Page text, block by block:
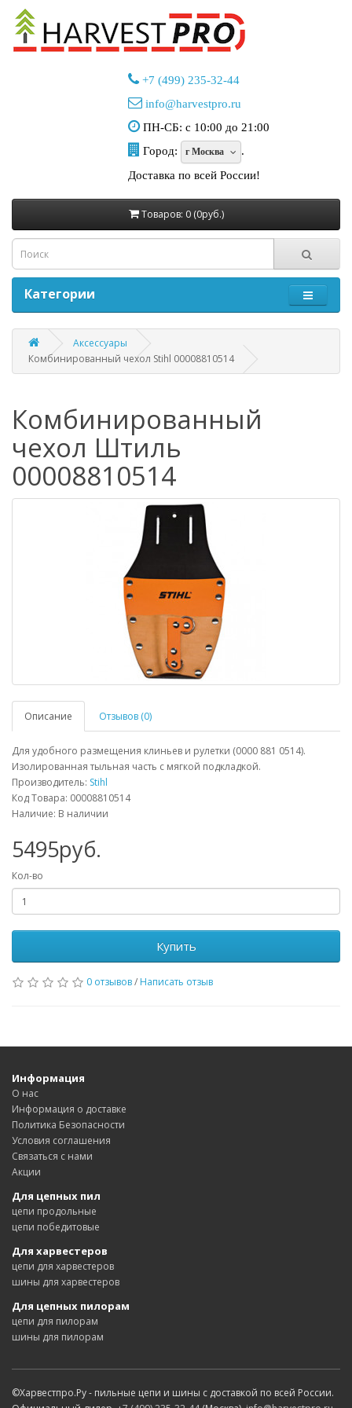
+7 (499) 235-32-44
info@harvestpro.ru
ПН-СБ: с 10:00 до 21:00
Город:
г Москва
.
Доставка по всей России!
Товаров: 0 (0руб.)
Категории
Аксессуары
Комбинированный чехол Stihl 00008810514
Комбинированный
чехол Штиль
00008810514
Описание Отзывов (0)
Для удобного размещения клиньев и рулетки (0000 881 0514).
Изолированная тыльная часть с мягкой подкладкой.
Производитель: Stihl
Код Товара: 00008810514
Наличие: В наличии
5495руб.
Кол-во
Купить
0 отзывов/ Написать отзыв
Информация
О нас
Информация о доставке
Политика Безопасности
Условия соглашения
Связаться с нами
Акции
Для цепных пил
цепи продольные
цепи победитовые
Для харвестеров
цепи для харвестеров
шины для харвестеров
Для цепных пилорам
цепи для пилорам
шины для пилорам
©Харвестпро.Ру - пильные цепи и шины с доставкой по всей России.